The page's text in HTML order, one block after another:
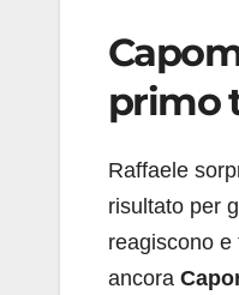
primo
Raffaele
risultato per
reagiscono e
ancora